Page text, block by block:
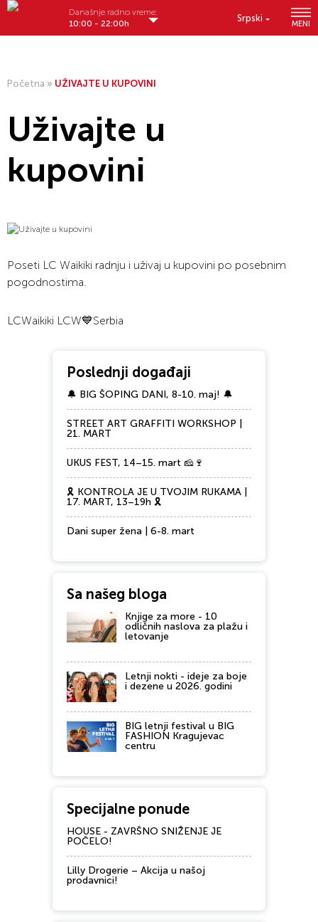
Srpski
MENI
Današnje radno vreme:
10:00 - 22:00h
Početna » UŽIVAJTE U KUPOVINI
Uživajte u
kupovini
Poseti LC Waikiki radnju i uživaj u kupovini po posebnim
pogodnostima.
LCWaikiki LCW💙Serbia
Poslednji događaji
🔔 BIG ŠOPING DANI, 8-10. maj! 🔔
STREET ART GRAFFITI WORKSHOP |
21. MART
UKUS FEST, 14–15. mart 🧀🍷
🎗️ KONTROLA JE U TVOJIM RUKAMA |
17. MART, 13–19h 🎗️
Dani super žena | 6-8. mart
Sa našeg bloga
Knjige za more - 10
odličnih naslova za plažu i
letovanje
Letnji nokti - ideje za boje
i dezene u 2026. godini
BIG letnji festival u BIG
FASHION Kragujevac
centru
Specijalne ponude
HOUSE - ZAVRŠNO SNIŽENJE JE
POČELO!
Lilly Drogerie – Akcija u našoj
prodavnici!